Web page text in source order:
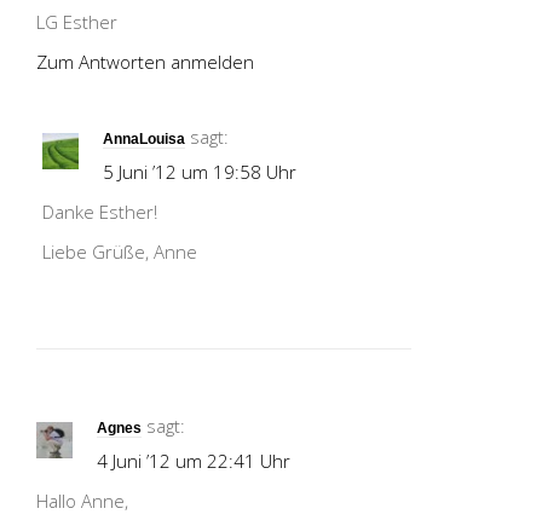
LG Esther
Zum Antworten anmelden
AnnaLouisa sagt:
5 Juni ’12 um 19:58 Uhr
Danke Esther!
Liebe Grüße, Anne
Agnes sagt:
4 Juni ’12 um 22:41 Uhr
Hallo Anne,